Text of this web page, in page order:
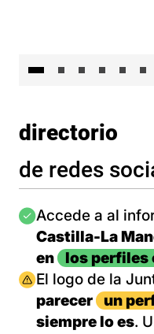
directorio
de redes
Imagen
Accede a al
Castilla-La
en
los perfiles
Imagen
El logo de la
parecer
un
siempre lo es.